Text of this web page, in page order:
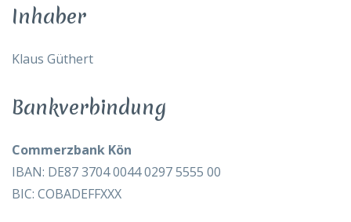
Inhaber
Klaus Güthert
Bankverbindung
Commerzbank Kön
IBAN: DE87 3704 0044 0297 5555 00
BIC: COBADEFFXXX